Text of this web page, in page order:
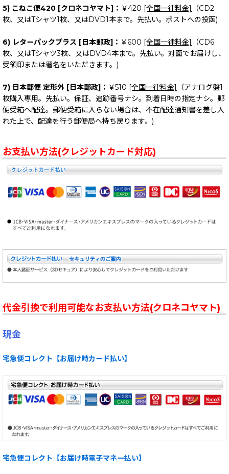
5) こねこ便420 [クロネコヤマト]： ￥420 [全国一律料金]
（CD2
枚、又はTシャツ1枚、又はDVD1本まで。先払い。ポストへの投函)
6) レターパックプラス [日本郵政]： ￥600 [全国一律料金]
（CD6
枚、又はTシャツ3枚、又はDVD4本まで。先払い。対面でお届けし、
受領印または署名をいただきます。)
7) 日本郵便 定形外 [日本郵政]： ￥510 [全国一律料金]
（アナログ盤1
枚購入専用。先払い。保証、追跡番号ナシ。到着日時の指定ナシ。郵
便受箱へ配達。郵便受箱に入らない場合は、不在配達通知書を差し入
れた上で、配達を行う郵便局へ持ち戻ります。)
お支払い方法(クレジットカード対応)
代金引換で利用可能なお支払い方法(クロネコヤマト)
現金
宅急便コレクト【お届け時カード払い】
宅急便コレクト【お届け時電子マネー払い】